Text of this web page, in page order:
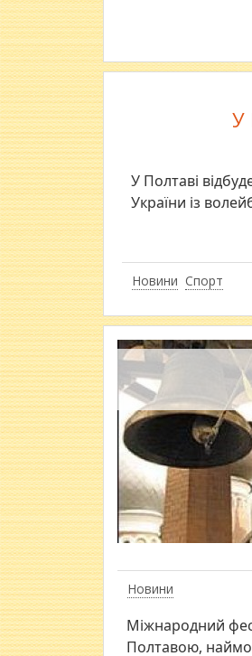
Новини Спорт
У
У Полтаві
України із
Новини
Міжнародний
Полтавою,